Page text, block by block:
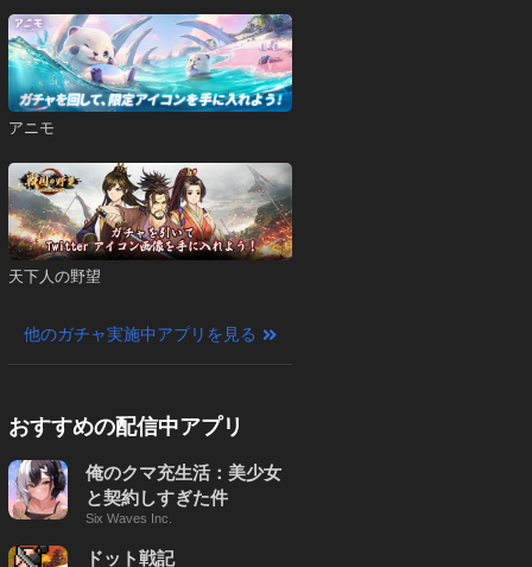
アニモ
天下人の野望
他のガチャ実施中アプリを見る
おすすめの配信中アプリ
俺のクマ充生活：美少女
と契約しすぎた件
Six Waves Inc.
ドット戦記